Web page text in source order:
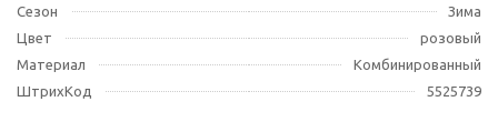
Сезон
Зима
Цвет
розовый
Материал
Комбинированный
ШтрихКод
5525739